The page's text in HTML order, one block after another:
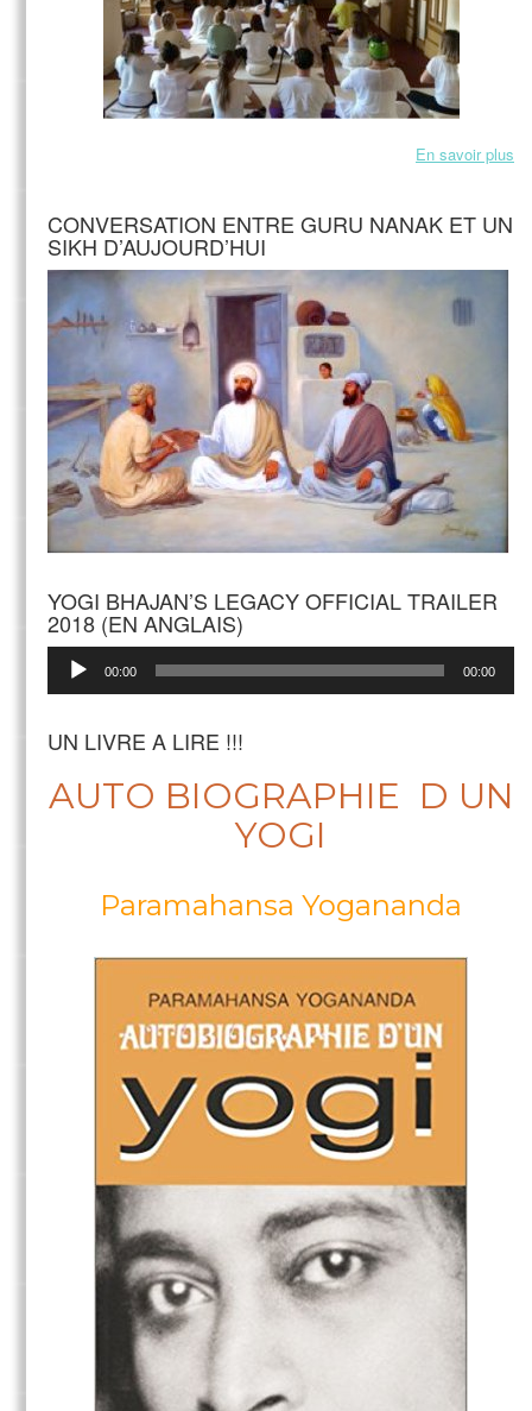
En savoir plus
CONVERSATION ENTRE GURU NANAK ET UN
SIKH D’AUJOURD’HUI
YOGI BHAJAN’S LEGACY OFFICIAL TRAILER
2018 (EN ANGLAIS)
Lecteur
audio
00:00 00:00
UN LIVRE A LIRE !!!
AUTO BIOGRAPHIE D UN
YOGI
Paramahansa Yogananda